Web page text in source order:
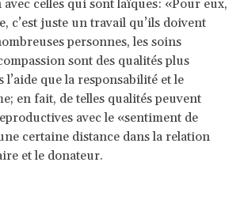
celles qui sont laïques: «Pour eux,
c’est juste un travail qu’ils doivent
personnes, les soins
sont des qualités plus
que la responsabilité et le
en fait, de telles qualités peuvent
avec le «sentiment de
certaine distance dans la relation
et le donateur.